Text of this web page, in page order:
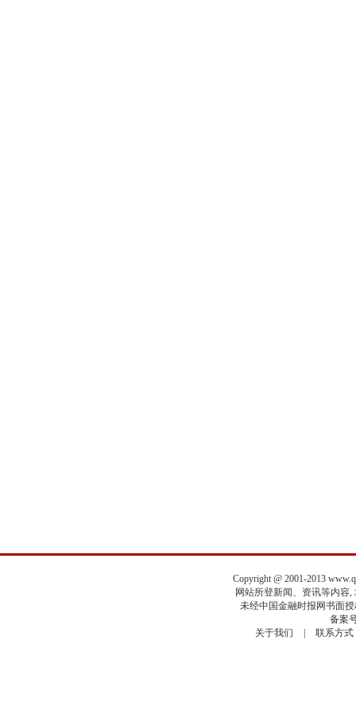
Copyright @ 2001-2013
网站所登新闻、资讯等内容,
未经中国金融时报网书面授
备案
关于我们
联系方式